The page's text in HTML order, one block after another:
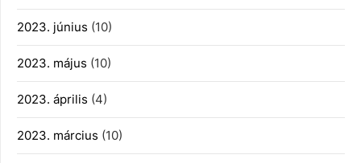
2023. június (10)
2023. május (10)
2023. április (4)
2023. március (10)